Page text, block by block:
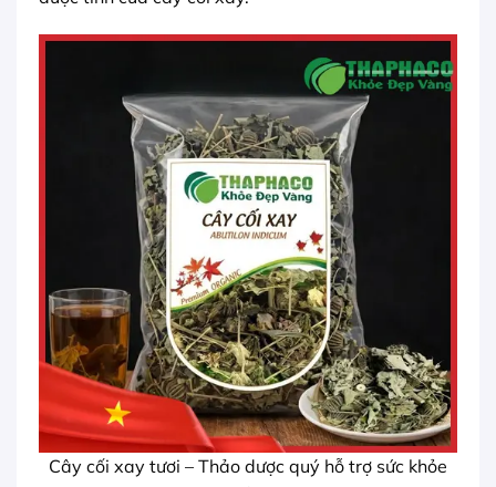
Cây cối xay tươi – Thảo dược quý hỗ trợ sức khỏe